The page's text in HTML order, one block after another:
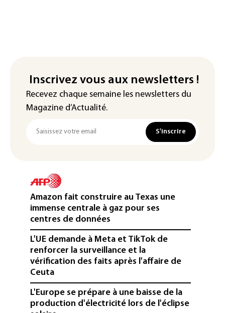
Inscrivez vous aux newsletters !
Recevez chaque semaine les newsletters du
Magazine d’Actualité.
S'inscrire
Amazon fait construire au Texas une
immense centrale à gaz pour ses
centres de données
L'UE demande à Meta et TikTok de
renforcer la surveillance et la
vérification des faits après l'affaire de
Ceuta
L'Europe se prépare à une baisse de la
production d'électricité lors de l'éclipse